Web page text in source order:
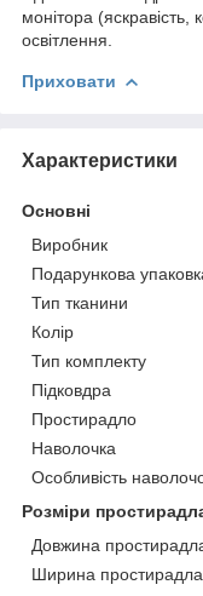
монітора (яскравість,
освітлення.
Приховати
Характеристики
Основні
Виробник
Подарункова
Тип тканини
Колір
Тип комплекту
Підковдра
Простирадло
Наволочка
Особливість
Розміри
Довжина
Ширина простирадла